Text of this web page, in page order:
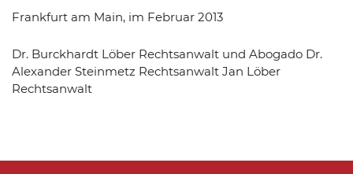
Frankfurt am Main, im Februar 2013
Dr. Burckhardt Löber Rechtsanwalt und Abogado Dr.
Alexander Steinmetz Rechtsanwalt Jan Löber
Rechtsanwalt